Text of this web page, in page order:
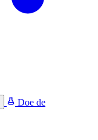
Doe de